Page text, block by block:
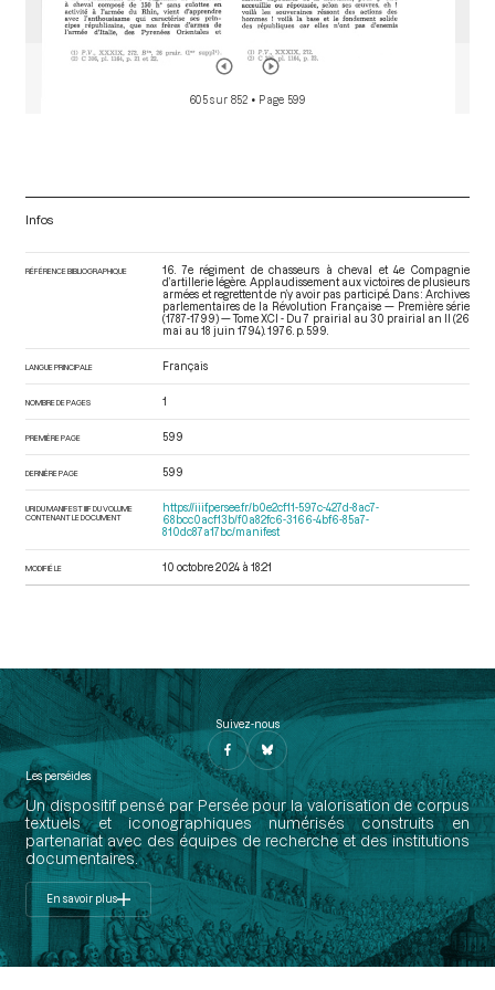
605 sur 852 • Page 599
Infos
RÉFÉRENCE BIBLIOGRAPHIQUE
16. 7e régiment de chasseurs à cheval et 4e Compagnie
d’artillerie légère. Applaudissement aux victoires de plusieurs
armées et regrettent de n’y avoir pas participé. Dans : Archives
parlementaires de la Révolution Française — Première série
(1787-1799) — Tome XCI - Du 7 prairial au 30 prairial an II (26
mai au 18 juin 1794) . 1976. p. 599.
LANGUE PRINCIPALE Français
NOMBRE DE PAGES 1
PREMIÈRE PAGE 599
DERNIÈRE PAGE 599
URI DU MANIFEST IIIF DU VOLUME
CONTENANT LE DOCUMENT
https://iiif.persee.fr/b0e2cf11-597c-427d-8ac7-
68bcc0acf13b/f0a82fc6-3166-4bf6-85a7-
810dc87a17bc/manifest
MODIFIÉ LE 10 octobre 2024 à 18:21
Suivez-nous
Les perséides
Un dispositif pensé par Persée pour la valorisation de corpus
textuels et iconographiques numérisés construits en
partenariat avec des équipes de recherche et des institutions
documentaires.
En savoir plus